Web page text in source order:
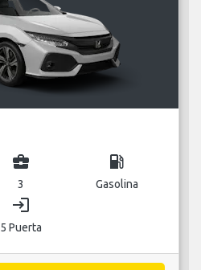
business_center
3
local_gas_station
Gasolina
login
5 Puerta